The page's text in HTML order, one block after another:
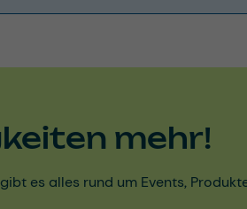
mehr!
es alles rund um Events,